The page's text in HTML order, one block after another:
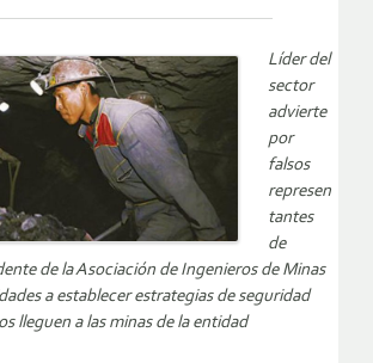
Líder del
sector
advierte
por
falsos
represen
tantes
de
de la Asociación de Ingenieros de Minas
a establecer estrategias de seguridad
lleguen a las minas de la entidad